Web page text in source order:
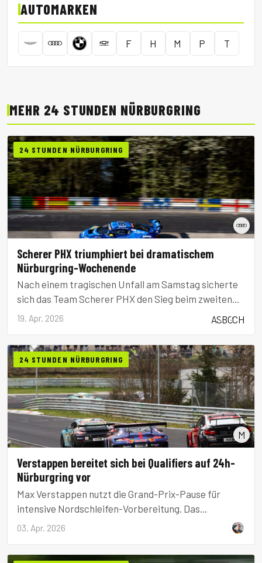
AUTOMARKEN
F H M P T
MEHR 24 STUNDEN NÜRBURGRING
24 STUNDEN NÜRBURGRING
Scherer PHX triumphiert bei dramatischem
Nürburgring-Wochenende
Nach einem tragischen Unfall am Samstag sicherte
sich das Team Scherer PHX den Sieg beim zweiten
Rennen der ADAC 24h Nürburgring Qualifiers.
19. Apr. 2026 ASBGCH
24 STUNDEN NÜRBURGRING
M
Verstappen bereitet sich bei Qualifiers auf 24h-
Nürburgring vor
Max Verstappen nutzt die Grand-Prix-Pause für
intensive Nordschleifen-Vorbereitung. Das
Starterfeld verspricht hochkarätige Konkurrenz mit
03. Apr. 2026